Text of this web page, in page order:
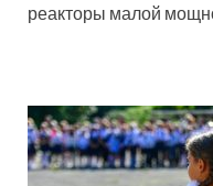
реакторы малой